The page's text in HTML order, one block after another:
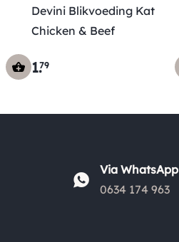
Devini Blikvoeding Kat
Chicken & Beef
1.79
Via WhatsApp
0634 174 963